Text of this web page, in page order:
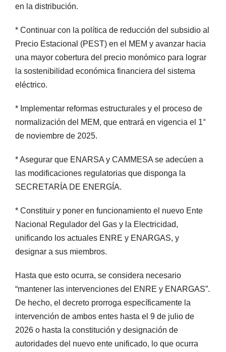
en la distribución.
* Continuar con la política de reducción del subsidio al
Precio Estacional (PEST) en el MEM y avanzar hacia
una mayor cobertura del precio monómico para lograr
la sostenibilidad económica financiera del sistema
eléctrico.
* Implementar reformas estructurales y el proceso de
normalización del MEM, que entrará en vigencia el 1°
de noviembre de 2025.
* Asegurar que ENARSA y CAMMESA se adecúen a
las modificaciones regulatorias que disponga la
SECRETARÍA DE ENERGÍA.
* Constituir y poner en funcionamiento el nuevo Ente
Nacional Regulador del Gas y la Electricidad,
unificando los actuales ENRE y ENARGAS, y
designar a sus miembros.
Hasta que esto ocurra, se considera necesario
“mantener las intervenciones del ENRE y ENARGAS”.
De hecho, el decreto prorroga específicamente la
intervención de ambos entes hasta el 9 de julio de
2026 o hasta la constitución y designación de
autoridades del nuevo ente unificado, lo que ocurra